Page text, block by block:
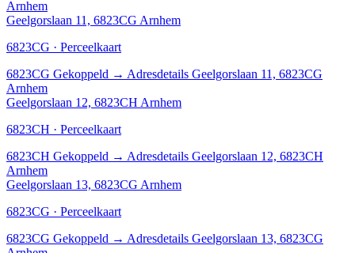
Arnhem
Geelgorslaan 11, 6823CG Arnhem
6823CG · Perceelkaart
6823CG Gekoppeld → Adresdetails Geelgorslaan 11, 6823CG
Arnhem
Geelgorslaan 12, 6823CH Arnhem
6823CH · Perceelkaart
6823CH Gekoppeld → Adresdetails Geelgorslaan 12, 6823CH
Arnhem
Geelgorslaan 13, 6823CG Arnhem
6823CG · Perceelkaart
6823CG Gekoppeld → Adresdetails Geelgorslaan 13, 6823CG